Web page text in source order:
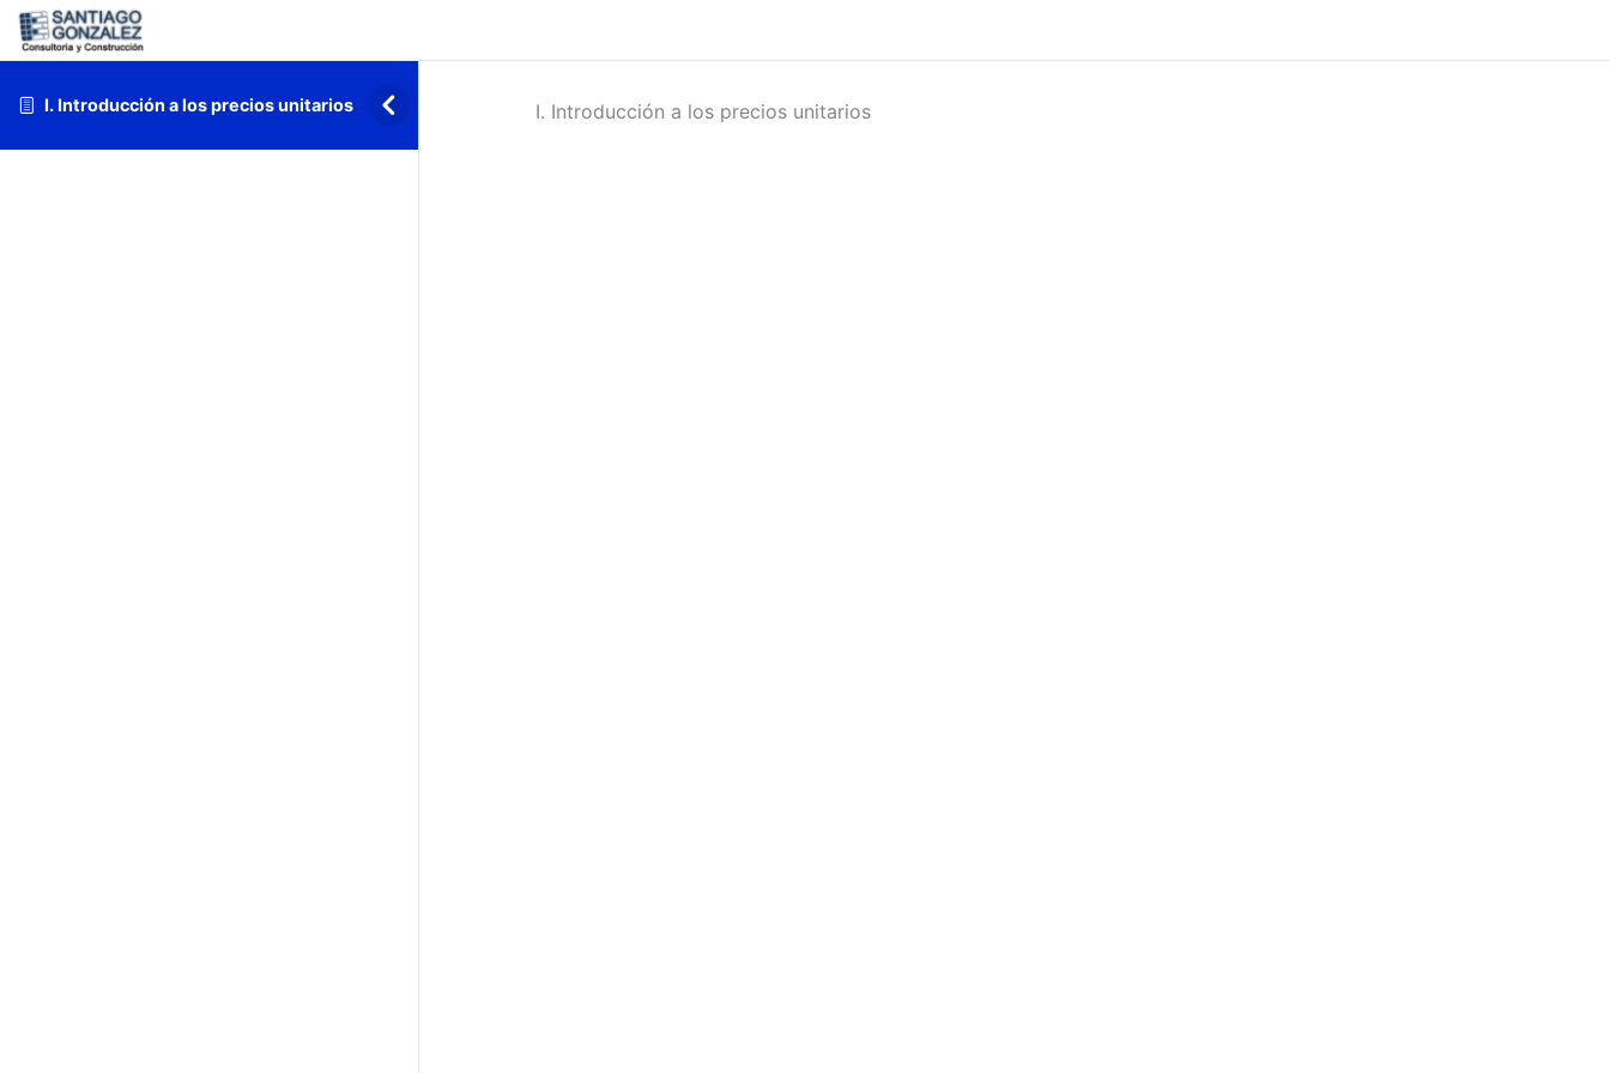
I. Introducción a los precios unitarios I. Introducción a los precios unitarios